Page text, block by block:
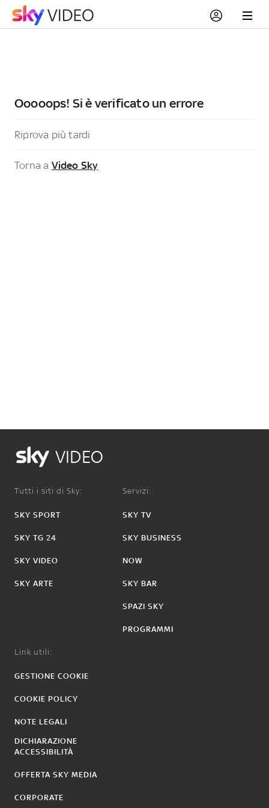
Ooooops! Si è verificato un errore
Riprova più tardi
Torna a Video Sky
VIDEO
Tutti i siti di Sky:
SKY SPORT
SKY TG 24
SKY VIDEO
SKY ARTE
Servizi:
SKY TV
SKY BUSINESS
NOW
SKY BAR
SPAZI SKY
PROGRAMMI
Link utili:
GESTIONE COOKIE
COOKIE POLICY
NOTE LEGALI
DICHIARAZIONE
ACCESSIBILITÀ
OFFERTA SKY MEDIA
CORPORATE